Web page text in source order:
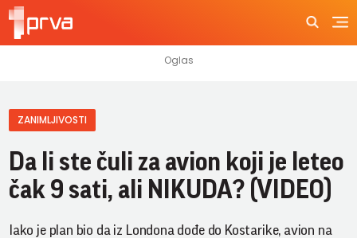
ZANIMLJIVOSTI
Da li ste čuli za avion koji je leteo
čak 9 sati, ali NIKUDA? (VIDEO)
Iako je plan bio da iz Londona dođe do Kostarike, avion na